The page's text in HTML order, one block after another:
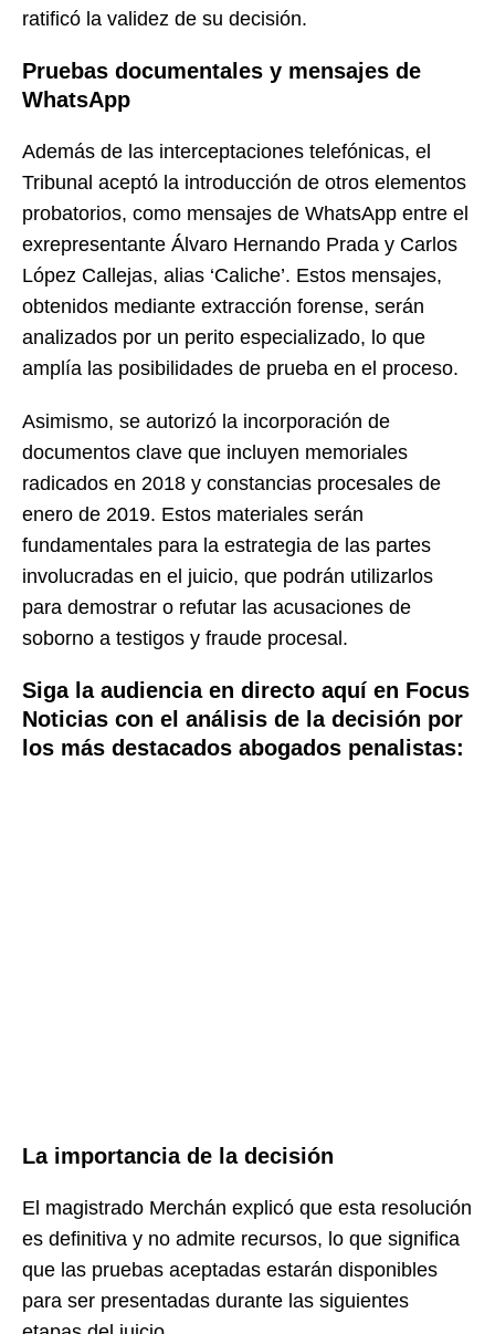
ratificó la validez de su decisión.
Pruebas documentales y mensajes de
WhatsApp
Además de las interceptaciones telefónicas, el
Tribunal aceptó la introducción de otros elementos
probatorios, como mensajes de WhatsApp entre el
exrepresentante Álvaro Hernando Prada y Carlos
López Callejas, alias ‘Caliche’. Estos mensajes,
obtenidos mediante extracción forense, serán
analizados por un perito especializado, lo que
amplía las posibilidades de prueba en el proceso.
Asimismo, se autorizó la incorporación de
documentos clave que incluyen memoriales
radicados en 2018 y constancias procesales de
enero de 2019. Estos materiales serán
fundamentales para la estrategia de las partes
involucradas en el juicio, que podrán utilizarlos
para demostrar o refutar las acusaciones de
soborno a testigos y fraude procesal.
Siga la audiencia en directo aquí en Focus
Noticias con el análisis de la decisión por
los más destacados abogados penalistas:
La importancia de la decisión
El magistrado Merchán explicó que esta resolución
es definitiva y no admite recursos, lo que significa
que las pruebas aceptadas estarán disponibles
para ser presentadas durante las siguientes